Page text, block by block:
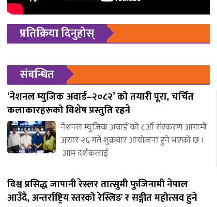
प्रतिक्रिया दिनुहोस्
संबन्धित
‘नेशनल म्युजिक अवार्ड–२०८२’ को तयारी पूरा, चर्चित
कलाकारहरूको विशेष प्रस्तुति रहने
नेशनल म्युजिक अवार्ड’को ८औं संस्करण आगामी
असार २६ गते शुक्रबार आयोजना हुने भएको छ ।
आम दर्शकलाई
विश्व प्रसिद्ध जापानी रेस्लर तात्सुमी फुजिनामी नेपाल
आउँदै, अन्तर्राष्ट्रिय स्तरको रेस्लिङ र सङ्गीत महोत्सव हुने